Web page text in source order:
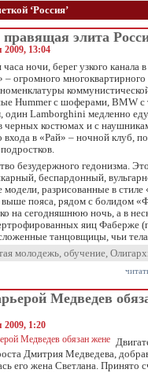
‘Россия’
элита
2009, 13:04
ночи, берег узкого
– огромного
Hummer с шоферами, BMW с
один Lamborghini медленно
черных костюмах и с
входа в «Рай» – ночной клуб,
безудержного гедонизма.
беспардонный,
модели, разрисованные в
пояса, рядом с болидом
на сегодняшнюю ночь, а в
яиц Фаберже
танцовщицы, чьи
молодежь, обучение,
Медведев
2009, 1:20
Дмитрия Медведева,
его жена Светлана. Принято